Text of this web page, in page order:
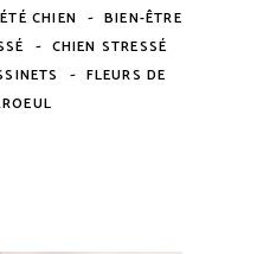
CHIEN - BIEN-ÊTRE
- CHIEN STRESSÉ
- FLEURS DE